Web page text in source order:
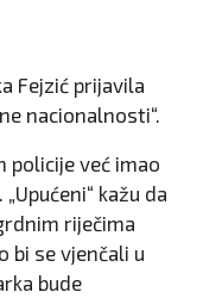
Fejzić prijavila
nacionalnosti“.
policije već imao
kažu da
riječima
bi se vjenčali u
bude